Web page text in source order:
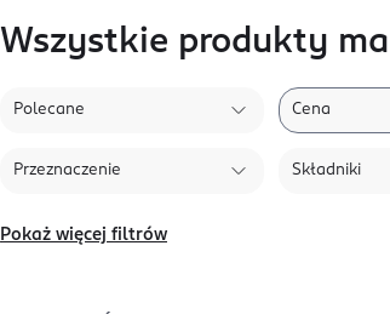
Wszystkie produkty
Polecane Cena
Przeznaczenie Składniki
Pokaż więcej filtrów